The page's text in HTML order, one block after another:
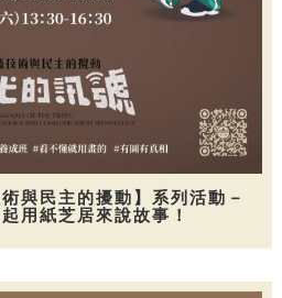
與民主的擾動】系列活動－
用紙芝居來說故事！